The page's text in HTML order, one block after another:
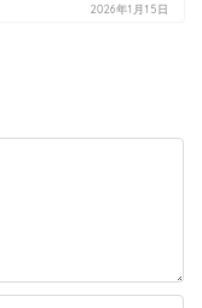
2026年1月15日